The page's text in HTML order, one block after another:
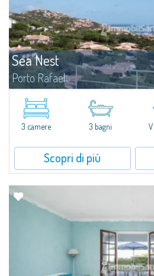
Sea Nest
Porto Rafael
​Nuova acquisizione: splendida villa con 3
arricchita da una piscina privata. Spazi
vivere il fascino e la tranquillità di Porto
3 camere 3 bagni
Scopri di più